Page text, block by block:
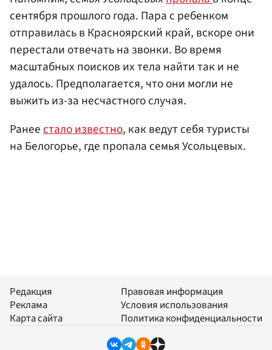
сентября прошлого года. Пара с ребенком
отправилась в Красноярский край, вскоре они
перестали отвечать на звонки. Во время
масштабных поисков их тела найти так и не
удалось. Предполагается, что они могли не
выжить из-за несчастного случая.
Ранеестало известно, как ведут себя туристы
на Белогорье, где пропала семья Усольцевых.
Редакция
Реклама
Карта сайта
Правовая информация
Условия использования
Политика конфиденциальности